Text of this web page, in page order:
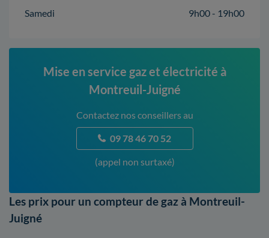
Samedi
9h00 - 19h00
Mise en service gaz et électricité à
Montreuil-Juigné
Contactez nos conseillers au
09 78 46 70 52
(appel non surtaxé)
Les prix pour un compteur de gaz à Montreuil-
Juigné